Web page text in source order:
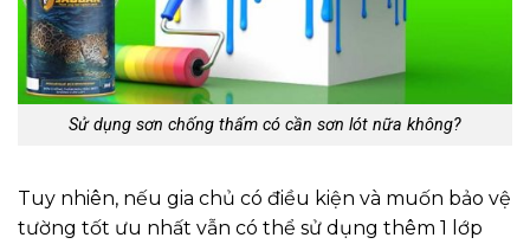
Sử dụng sơn chống thấm có cần sơn lót nữa không?
Tuy nhiên, nếu gia chủ có điều kiện và muốn bảo vệ
tường tốt ưu nhất vẫn có thể sử dụng thêm 1 lớp